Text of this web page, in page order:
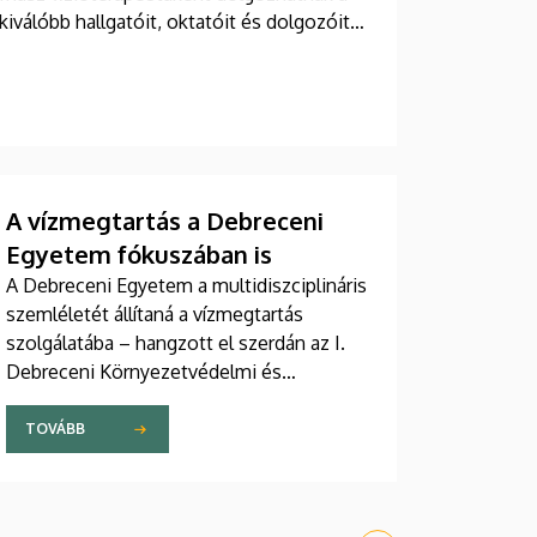
hallgatóit, oktatóit és dolgozóit
A vízmegtartás a Debreceni
Egyetem fókuszában is
A Debreceni Egyetem a multidiszciplináris
szemléletét állítaná a vízmegtartás
szolgálatába – hangzott el szerdán az I.
Debreceni Környezetvédelmi és
Vízgazdálkodási Fórumon. Az egyetem
konferenciáján a vízhiány
következményeiről, a vízmegtartás
TOVÁBB